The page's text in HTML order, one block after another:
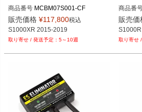
商品番号 MCBM07S001-CF
販売価格 ¥117,800税込
S1000XR 2015-2019
5～10週
商品番
販売価